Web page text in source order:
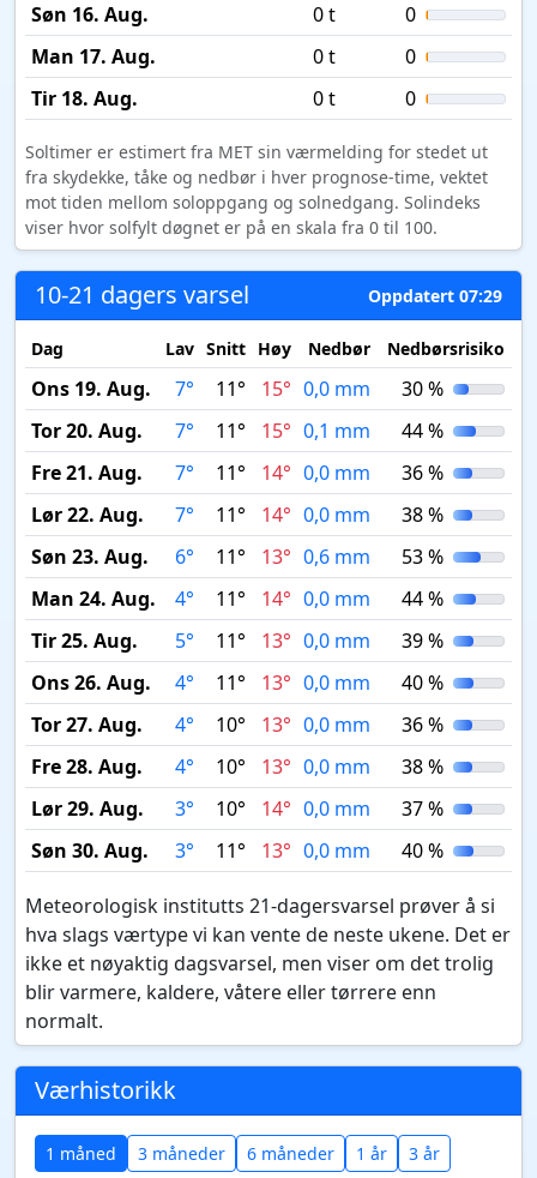
Søn 16. Aug.
0 t
0
Man 17. Aug.
0 t
0
Tir 18. Aug.
0 t 0
Soltimer er estimert fra MET sin værmelding for stedet ut
fra skydekke, tåke og nedbør i hver prognose-time, vektet
mot tiden mellom soloppgang og solnedgang. Solindeks
viser hvor solfylt døgnet er på en skala fra 0 til 100.
10-21 dagers varsel Oppdatert 07:29
Dag Lav Snitt Høy Nedbør Nedbørsrisiko
Ons 19. Aug. 7° 11° 15° 0,0 mm
30 %
Tor 20. Aug.
7° 11° 15° 0,1 mm
44 %
Fre 21. Aug.
7° 11° 14° 0,0 mm
36 %
Lør 22. Aug.
7° 11° 14° 0,0 mm
38 %
Søn 23. Aug.
6° 11° 13° 0,6 mm
53 %
Man 24. Aug.
4° 11° 14° 0,0 mm
44 %
Tir 25. Aug.
5° 11° 13° 0,0 mm
39 %
Ons 26. Aug.
4° 11° 13° 0,0 mm
40 %
Tor 27. Aug.
4° 10° 13° 0,0 mm
36 %
Fre 28. Aug.
4° 10° 13° 0,0 mm
38 %
Lør 29. Aug.
3° 10° 14° 0,0 mm
37 %
Søn 30. Aug.
3° 11° 13° 0,0 mm 40 %
Meteorologisk institutts 21-dagersvarsel prøver å si
hva slags værtype vi kan vente de neste ukene. Det er
ikke et nøyaktig dagsvarsel, men viser om det trolig
blir varmere, kaldere, våtere eller tørrere enn
normalt.
Værhistorikk
1 måned 3 måneder 6 måneder 1 år 3 år